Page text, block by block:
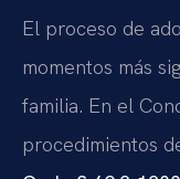
El proceso de
momentos más
familia. En el
procedimientos